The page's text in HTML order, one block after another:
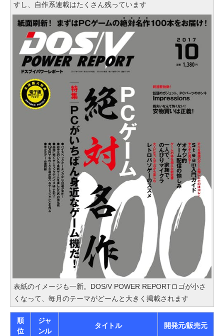
すし、自作系連載はたくさん残っています
表紙のイメージも一新。DOS/V POWER REPORTロゴが小さ
くなって、毎月のテーマがどーんと大きく掲載されます
順
位
ジャ
ンル
タイトル 開発元/販売元